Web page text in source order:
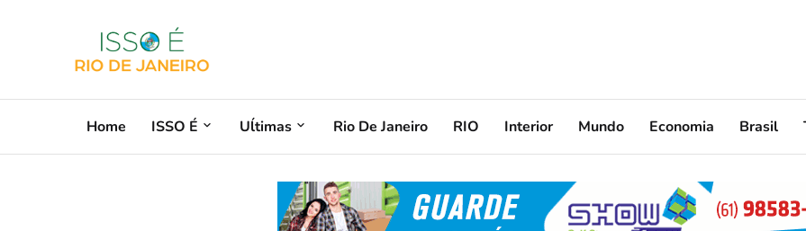
Home ISSO É Uĺtimas Rio De Janeiro RIO Interior Mundo Economia Brasil